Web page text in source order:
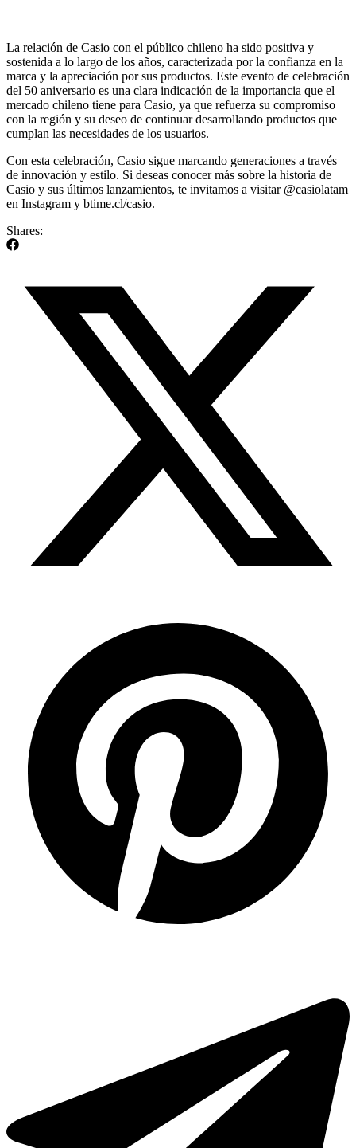
La relación de Casio con el público chileno ha sido positiva y
sostenida a lo largo de los años, caracterizada por la confianza en la
marca y la apreciación por sus productos. Este evento de celebración
del 50 aniversario es una clara indicación de la importancia que el
mercado chileno tiene para Casio, ya que refuerza su compromiso
con la región y su deseo de continuar desarrollando productos que
cumplan las necesidades de los usuarios.
Con esta celebración, Casio sigue marcando generaciones a través
de innovación y estilo. Si deseas conocer más sobre la historia de
Casio y sus últimos lanzamientos, te invitamos a visitar @casiolatam
en Instagram y btime.cl/casio.
Shares: